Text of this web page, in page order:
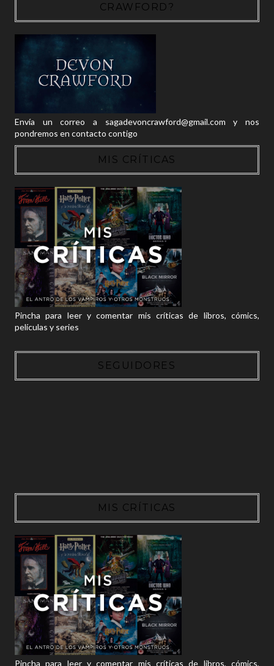
CRAWFORD?
Envía un correo a sagadevoncrawford@gmail.com y nos
pondremos en contacto contigo
MIS CRÍTICAS
Pincha para leer y comentar mis críticas de libros, cómics,
películas y series
SEGUIDORES
MIS CRÍTICAS
Pincha para leer y comentar mis críticas de libros, cómics,